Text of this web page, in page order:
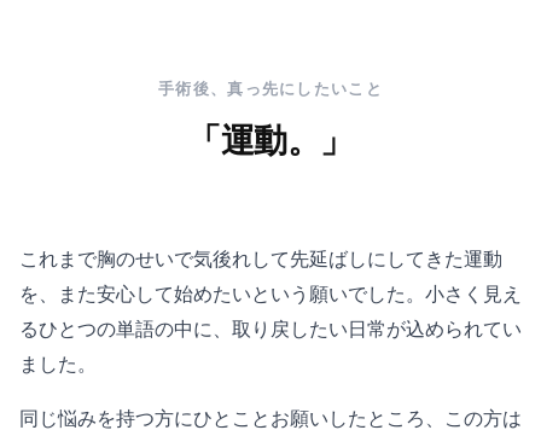
手術後、真っ先にしたいこと
「運動。」
これまで胸のせいで気後れして先延ばしにしてきた運動
を、また安心して始めたいという願いでした。小さく見え
るひとつの単語の中に、取り戻したい日常が込められてい
ました。
同じ悩みを持つ方にひとことお願いしたところ、この方は